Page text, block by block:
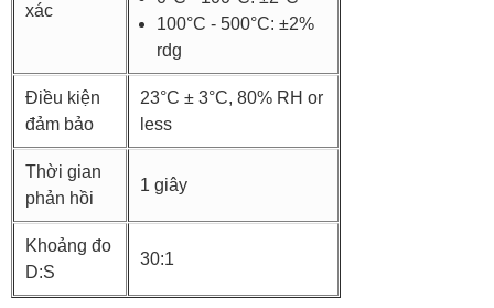
xác
100°C - 500°C: ±2%
rdg
Điều kiện
đảm bảo
23°C ± 3°C, 80% RH or
less
Thời gian
phản hồi
1 giây
Khoảng đo
D:S
30:1